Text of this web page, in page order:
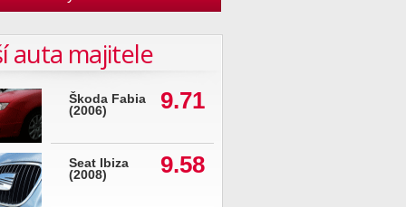
auta majitele
Škoda Fabia
(2006)
9.71
Seat Ibiza
(2008)
9.58